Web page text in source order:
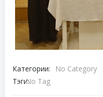
Категории:
No Category
Тэги:No Tag